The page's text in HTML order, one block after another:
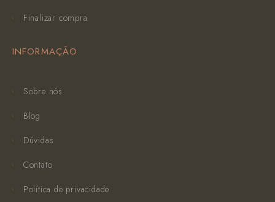
Finalizar compra
INFORMAÇÃO
Sobre nós
Blog
Dúvidas
Contato
Política de privacidade